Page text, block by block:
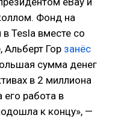
Фонд на
в Tesla вместе со
Альберт Гор занёс
сумма денег
в 2 миллиона
его работа в
к концу», —